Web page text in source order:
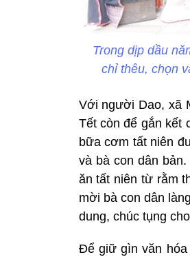
Trong dịp dầu
chỉ thêu, chọn
Với người Dao, xã
Tết còn để gắn kết
bữa cơm tất niên
và bà con dân
ăn tất niên từ rằm
mời bà con dân
dung, chúc tụng
Để giữ gìn văn hóa